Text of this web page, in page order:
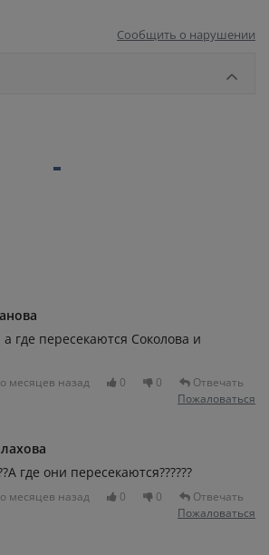
Сообщить о нарушении
где пересекаются Соколова и
месяцев назад 0 0
Отвечать
Пожаловаться
где они пересекаются??????
месяцев назад 0 0
Отвечать
Пожаловаться